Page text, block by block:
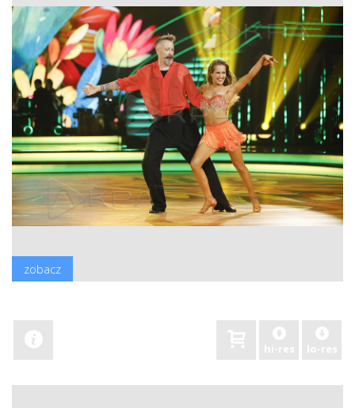
zobacz
hi-res lo-res